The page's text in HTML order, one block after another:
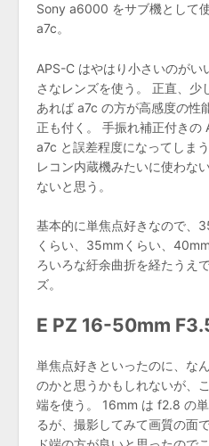
Sony a6000 をサブ機として
a7c。
APS-C はやはり小さいのがい
さなレンズを使う。 正直、少
あれば a7c の方が高感度の性
正も付く。 手振れ補正付きの
a7c と誤差程度になってしま
レコン内蔵機みたいに使わな
ないと思う。
基本的に単焦点好きなので、
くらい、35mmくらい、
ろいろな紆余曲折を経たうえ
ズ。
E PZ 16-50mm
単焦点好きといったのに、な
のかと思うかもしれないが、
端を使う。 16mm は f2.8 の
るが、撮影してみて画質の面